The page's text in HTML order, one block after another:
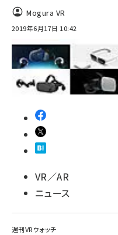
Mogura VR
2019年6月17日 10:42
VR／AR
ニュース
週刊VRウォッチ